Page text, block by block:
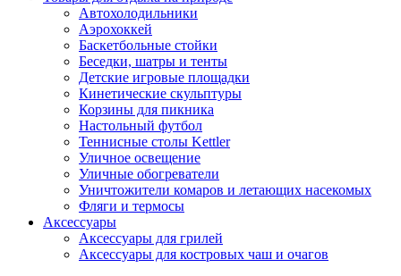
Автохолодильники
Аэрохоккей
Баскетбольные стойки
Беседки, шатры и тенты
Детские игровые площадки
Кинетические скульптуры
Корзины для пикника
Настольный футбол
Теннисные столы Kettler
Уличное освещение
Уличные обогреватели
Уничтожители комаров и летающих насекомых
Фляги и термосы
Аксессуары
Аксессуары для грилей
Аксессуары для костровых чаш и очагов